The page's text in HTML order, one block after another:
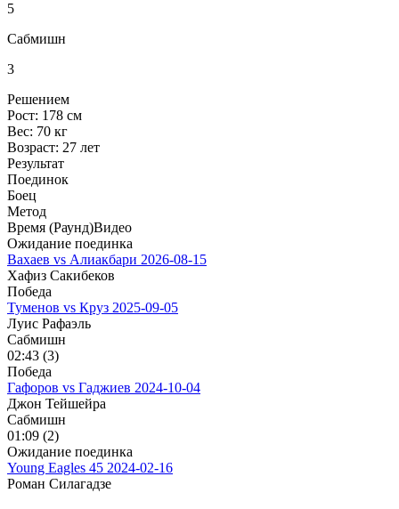
5
Сабмишн
3
Решением
Рост: 178 см
Вес: 70 кг
Возраст: 27 лет
Результат
Поединок
Боец
Метод
Время (Раунд)Видео
Ожидание поединка
Вахаев vs Алиакбари 2026-08-15
Хафиз Сакибеков
Победа
Туменов vs Круз 2025-09-05
Луис Рафаэль
Сабмишн
02:43 (3)
Победа
Гафоров vs Гаджиев 2024-10-04
Джон Тейшейра
Сабмишн
01:09 (2)
Ожидание поединка
Young Eagles 45 2024-02-16
Роман Силагадзе